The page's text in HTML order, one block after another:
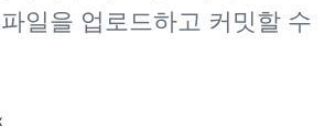
일을 업로드하고 커밋할 수